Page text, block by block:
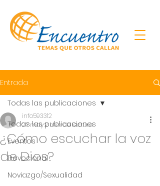
Entrada
Todas las publicaciones
Eventos
Devocional
Noviazgo/Sexualidad
Todas las publicaciones
¿Cómo escuchar la voz
de Dios?
info593312
27 may2 min de lectura